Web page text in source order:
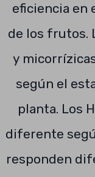
eficiencia en
de los frutos.
y
según el
planta. Los
diferente
responden